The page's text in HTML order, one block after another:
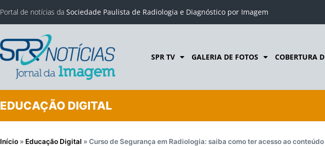
Portal de notícias da Sociedade Paulista de Radiologia e Diagnóstico por Imagem
SPR TV GALERIA DE FOTOS COBERTURA
EDUCAÇÃO DIGITAL
Início » Educação Digital » Curso de Segurança em Radiologia: saiba como ter acesso ao conteúdo